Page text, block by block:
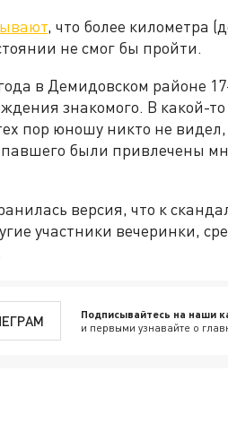
, что более километра
не смог бы пройти.
в Демидовском районе
знакомого. В какой-
пор юношу никто не видел,
были привлечены
версия, что к
участники вечеринки,
Подписывайтесь на наши
и первыми узнавайте о